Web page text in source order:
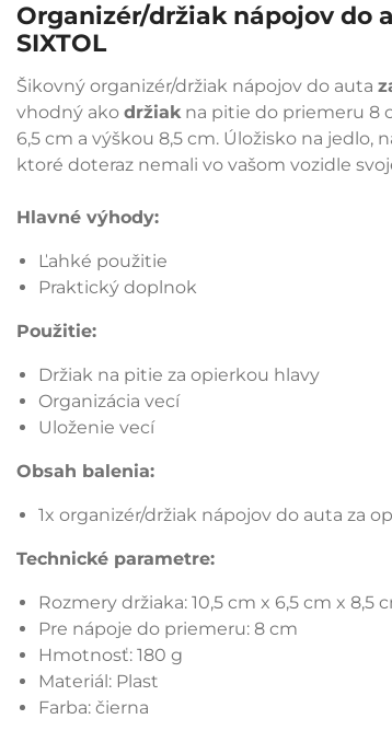
Organizér/držiak nápojov do
SIXTOL
Šikovný organizér/držiak nápojov do auta
vhodný ako držiakna pitie do priemeru 8
6,5 cm a výškou 8,5 cm. Úložisko na
ktoré doteraz nemali vo vašom vozidle
Hlavné výhody:
Ľahké použitie
Praktický doplnok
Použitie:
Držiak na pitie za opierkou hlavy
Organizácia vecí
Uloženie vecí
Obsah balenia:
1x organizér/držiak nápojov do auta za
Technické parametre:
Rozmery držiaka: 10,5 cm x 6,5 cm x 8,5
Pre nápoje do priemeru: 8 cm
Hmotnosť: 180 g
Materiál: Plast
Farba: čierna